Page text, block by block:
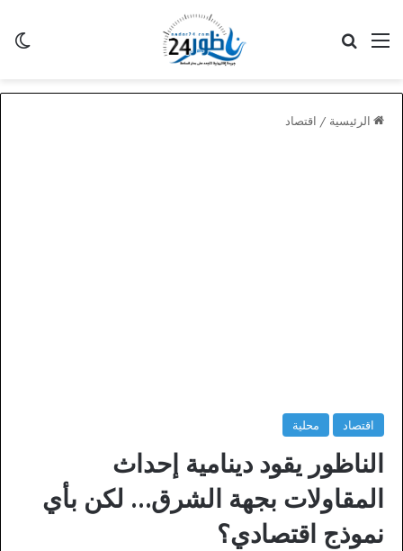
القائمة
الرئيسية / اقتصاد
اقتصاد محلية
الناظور يقود دينامية إحداث
المقاولات بجهة الشرق… لكن بأي
نموذج اقتصادي؟